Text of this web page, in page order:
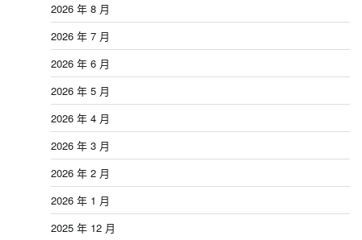
2026 年 8 月
2026 年 7 月
2026 年 6 月
2026 年 5 月
2026 年 4 月
2026 年 3 月
2026 年 2 月
2026 年 1 月
2025 年 12 月